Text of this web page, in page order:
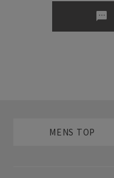
sms
MENS TOP